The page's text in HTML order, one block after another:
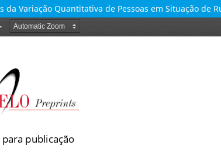
Variação Quantitativa de Pessoas em Situação de